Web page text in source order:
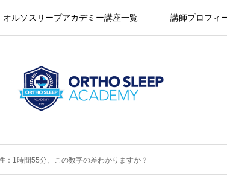
オルソスリープアカデミー講座一覧 講師プロフィ
：1時間55分、この数字の差わかりますか？